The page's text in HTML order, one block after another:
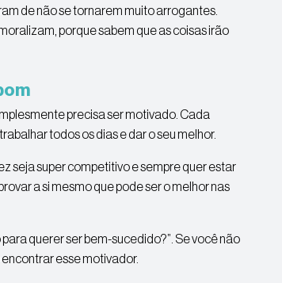
de não se tornarem muito arrogantes.
porque sabem que as coisas irão
precisa ser motivado. Cada
todos os dias e dar o seu melhor.
seja super competitivo e sempre quer estar
a si mesmo que pode ser o melhor nas
querer ser bem-sucedido?”. Se você não
esse motivador.